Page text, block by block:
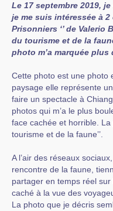
Le 17 septembre 2019,
je me suis intéressée à 2
Prisonniers ‘’ de Valerio
du tourisme et de la
photo m’a marquée plus
Cette photo est une photo
paysage elle représente
faire un spectacle à
photos qui m’a le plus
face cachée et horrible. La
tourisme et de la faune’’.
A l’air des réseaux
rencontre de la faune,
partager en temps réel
caché à la vue des
La photo que je décris